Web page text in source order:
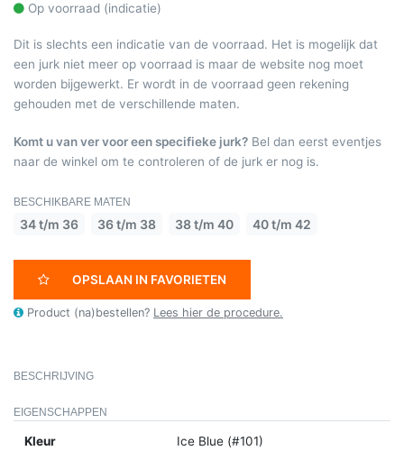
Op voorraad (indicatie)
Dit is slechts een indicatie van de voorraad. Het is mogelijk dat
een jurk niet meer op voorraad is maar de website nog moet
worden bijgewerkt. Er wordt in de voorraad geen rekening
gehouden met de verschillende maten.
Komt u van ver voor een specifieke jurk? Bel dan eerst eventjes
naar de winkel om te controleren of de jurk er nog is.
BESCHIKBARE MATEN
34 t/m 36 36 t/m 38 38 t/m 40 40 t/m 42
OPSLAAN IN FAVORIETEN
Product (na)bestellen? Lees hier de procedure.
BESCHRIJVING
EIGENSCHAPPEN
Kleur Ice Blue (#101)